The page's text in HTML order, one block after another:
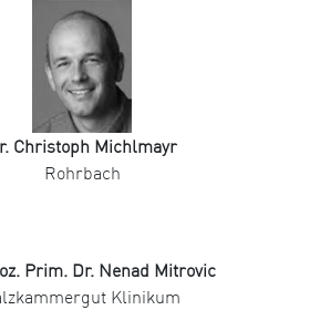
Christoph Michlmayr
Rohrbach
Prim. Dr. Nenad Mitrovic
Klinikum